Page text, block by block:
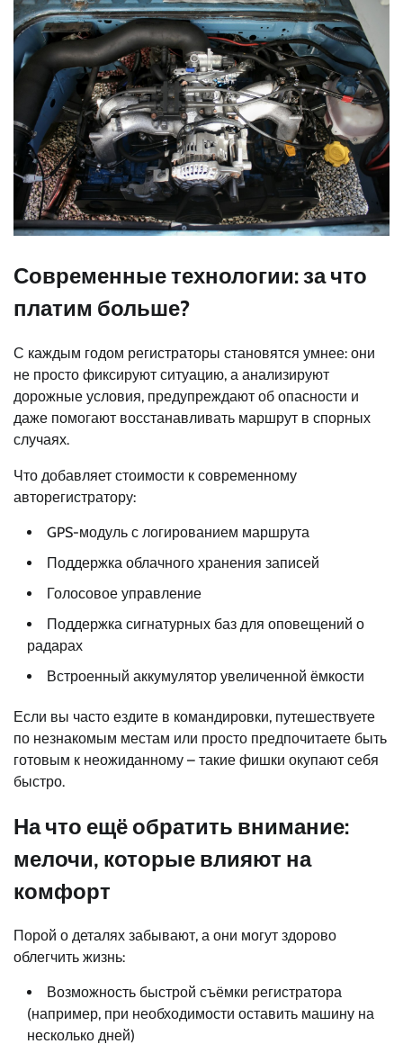
Современные технологии: за что
платим больше?
С каждым годом регистраторы становятся умнее: они
не просто фиксируют ситуацию, а анализируют
дорожные условия, предупреждают об опасности и
даже помогают восстанавливать маршрут в спорных
случаях.
Что добавляет стоимости к современному
авторегистратору:
GPS-модуль с логированием маршрута
Поддержка облачного хранения записей
Голосовое управление
Поддержка сигнатурных баз для оповещений о
радарах
Встроенный аккумулятор увеличенной ёмкости
Если вы часто ездите в командировки, путешествуете
по незнакомым местам или просто предпочитаете быть
готовым к неожиданному – такие фишки окупают себя
быстро.
На что ещё обратить внимание:
мелочи, которые влияют на
комфорт
Порой о деталях забывают, а они могут здорово
облегчить жизнь:
Возможность быстрой съёмки регистратора
(например, при необходимости оставить машину на
несколько дней)